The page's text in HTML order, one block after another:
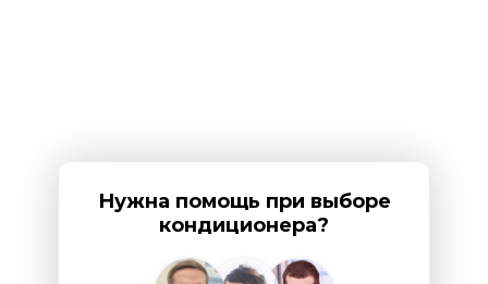
Нужна помощь при выборе
кондиционера?